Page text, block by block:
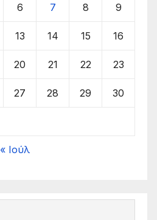
6 7 8 9
13 14 15 16
20 21 22 23
27 28 29 30
« Ιούλ